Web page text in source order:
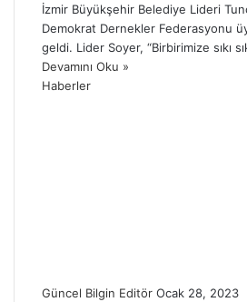
İzmir Büyükşehir Belediye Lideri
Demokrat Dernekler Federasyonu
geldi. Lider Soyer, “Birbirimize sıkı
Devamını Oku »
Haberler
Güncel Bilgin Editör Ocak 28, 2023